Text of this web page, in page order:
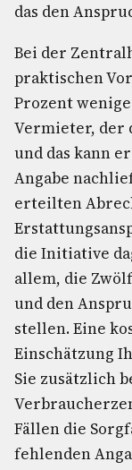
das den
Bei der
praktischen
Prozent
Vermieter, der
und das kann
Angabe
erteilten
die Initiative
allem, die
und den
stellen. Eine
Einschätzung
Sie zusätzlich
Fällen die
fehlenden